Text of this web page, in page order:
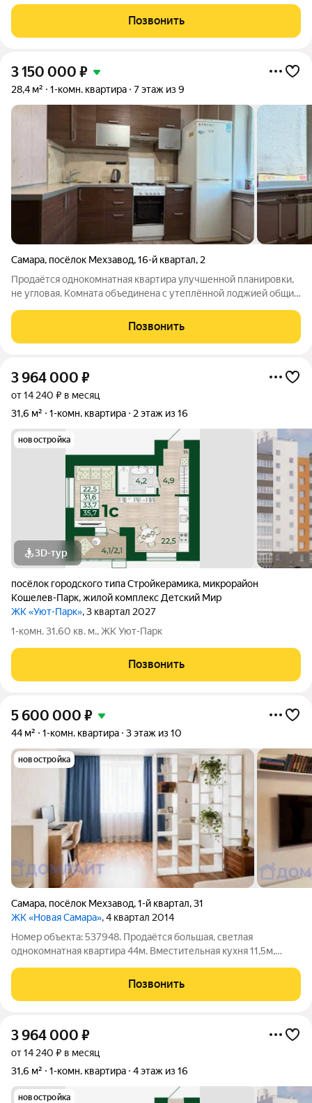
Позвонить
3 150 000 ₽
28,4 м² 1-комн. квартира 7 этаж из 9
Самара, посёлок Мехзавод,16-й квартал, 2
Продаётся однокомнатная квартира улучшенной планировки,
не угловая. Комната объединена с утеплённой лоджией общий
отопления металлопласт, алюминиевые радиаторы,
установлены натяжной потолок и
Позвонить
3 964 000 ₽
от 14 240 ₽ в месяц
31,6 м²
1-комн. квартира 2 этаж из 16
новостройка
3D-тур
посёлок городского типа Стройкерамика, микрорайон
Кошелев-Парк,жилой комплекс Детский Мир
ЖК «Уют-Парк», 3 квартал 2027
1-комн. 31.60 кв. м., ЖК Уют-Парк
Позвонить
5 600 000 ₽
44 м² 1-комн. квартира 3 этаж из 10
новостройка
Самара, посёлок Мехзавод,1-й квартал,31
ЖК «Новая Самара», 4 квартал 2014
Номер объекта: 537948. Продаётся большая, светлая
однокомнатная квартира 44м. Вместительная кухня 11,5м,
все. Дом расположен в 3 мин ходьбы от остановки, напротив
Ледового дворца. Документы: 1
Позвонить
3 964 000 ₽
от 14 240 ₽ в месяц
31,6 м²
1-комн. квартира 4 этаж из 16
новостройка